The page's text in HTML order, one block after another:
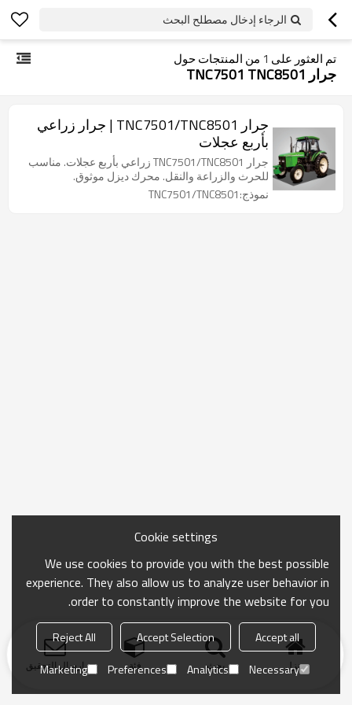
الرجاء إدخال مصطلح البحث
تم العثور على 1 من المنتجات حول
جرار TNC7501 TNC8501
جرار TNC7501/TNC8501 | جرار زراعي
بأربع عجلات
جرار TNC7501/TNC8501 زراعي بأربع عجلات. مناسب
للحرث والزراعة والنقل. محرك ديزل موثوق.
نموذج:TNC7501/TNC8501
منزل بحث فئة ارسال التحقيق
Cookie settings
We use cookies to provide you with the best possible
experience. They also allow us to analyze user behavior in
order to constantly improve the website for you.
Accept all
Accept Selection
Reject All
Necessary
Analytics
Preferences
Marketing